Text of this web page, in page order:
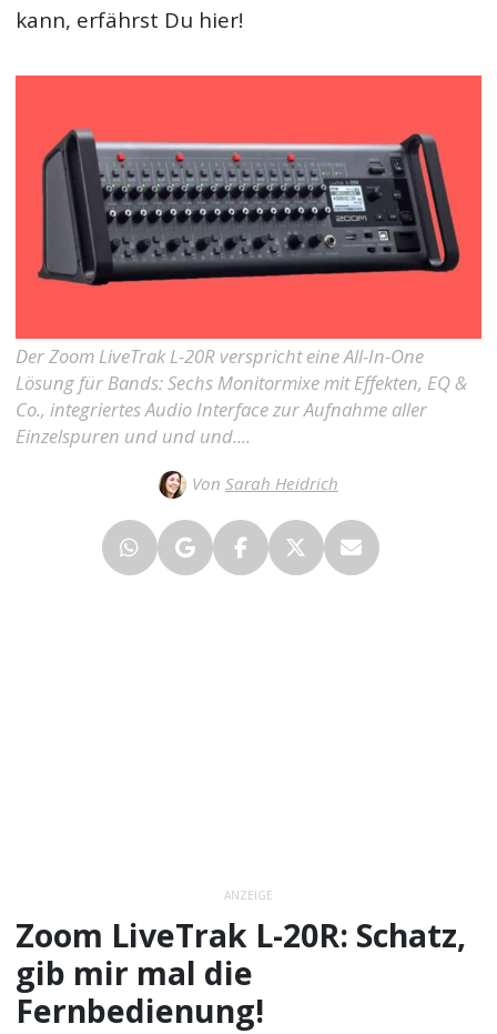
kann, erfährst Du hier!
Der Zoom LiveTrak L-20R verspricht eine All-In-One
Lösung für Bands: Sechs Monitormixe mit Effekten, EQ &
Co., integriertes Audio Interface zur Aufnahme aller
Einzelspuren und und und....
Von Sarah Heidrich
ANZEIGE
Zoom LiveTrak L-20R: Schatz,
gib mir mal die
Fernbedienung!